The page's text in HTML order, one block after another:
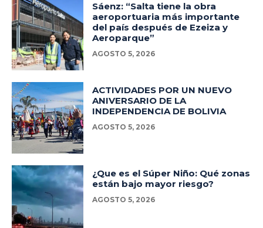
Sáenz: “Salta tiene la obra
aeroportuaria más importante
del país después de Ezeiza y
Aeroparque”
AGOSTO 5, 2026
ACTIVIDADES POR UN NUEVO
ANIVERSARIO DE LA
INDEPENDENCIA DE BOLIVIA
AGOSTO 5, 2026
¿Que es el Súper Niño: Qué zonas
están bajo mayor riesgo?
AGOSTO 5, 2026